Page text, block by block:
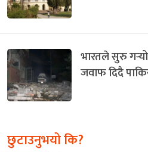
भारतले सुरु
जवाफ दिदै
छुटाउनुभयो कि?